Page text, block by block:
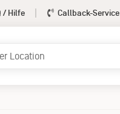
/ Hilfe Callback-Service